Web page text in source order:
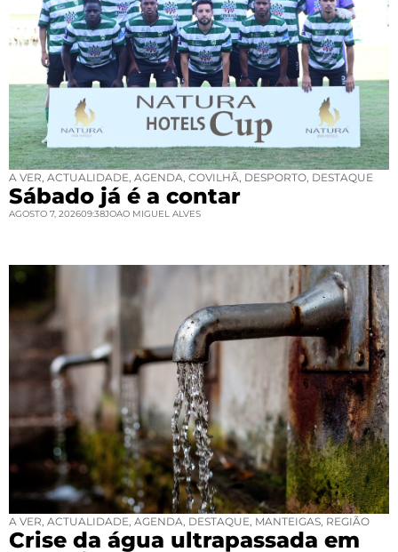
A VER, ACTUALIDADE, AGENDA, COVILHÃ, DESPORTO, DESTAQUE
Sábado já é a contar
AGOSTO 7, 202609:38JOAO MIGUEL ALVES
A VER, ACTUALIDADE, AGENDA, DESTAQUE, MANTEIGAS, REGIÃO
Crise da água ultrapassada em